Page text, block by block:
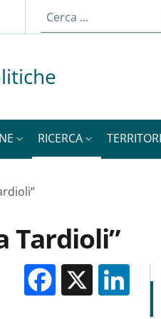
RICERCA
Tardioli”
Facebook
X